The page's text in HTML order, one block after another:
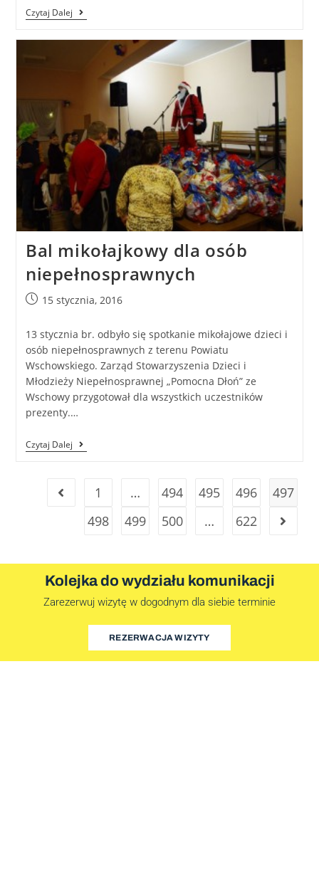
Czytaj Dalej
Bal mikołajkowy dla osób
niepełnosprawnych
15 stycznia, 2016
13 stycznia br. odbyło się spotkanie mikołajowe dzieci i
osób niepełnosprawnych z terenu Powiatu
Wschowskiego. Zarząd Stowarzyszenia Dzieci i
Młodzieży Niepełnosprawnej „Pomocna Dłoń” ze
Wschowy przygotował dla wszystkich uczestników
prezenty.…
Czytaj Dalej
1 … 494 495 496
497
498
499 500 … 622
Kolejka do wydziału komunikacji
Zarezerwuj wizytę w dogodnym dla siebie terminie
REZERWACJA WIZYTY